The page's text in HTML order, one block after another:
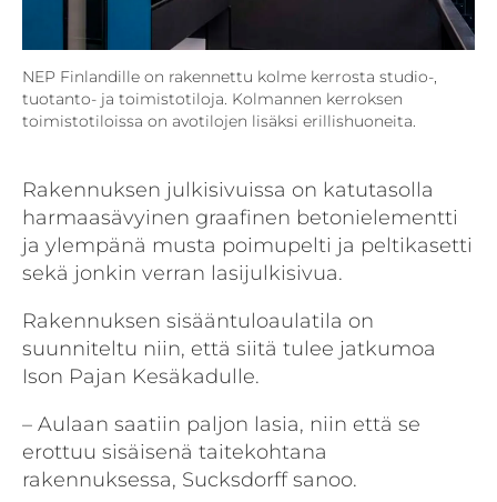
NEP Finlandille on rakennettu kolme kerrosta studio-,
tuotanto- ja toimistotiloja. Kolmannen kerroksen
toimistotiloissa on avotilojen lisäksi erillishuoneita.
Rakennuksen julkisivuissa on katutasolla
harmaasävyinen graafinen betonielementti
ja ylempänä musta poimupelti ja peltikasetti
sekä jonkin verran lasijulkisivua.
Rakennuksen sisääntuloaulatila on
suunniteltu niin, että siitä tulee jatkumoa
Ison Pajan Kesäkadulle.
– Aulaan saatiin paljon lasia, niin että se
erottuu sisäisenä taitekohtana
rakennuksessa, Sucksdorff sanoo.